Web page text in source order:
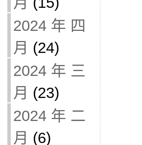
2024 年 四
月 (24)
2024 年 三
月 (23)
2024 年 二
月 (6)